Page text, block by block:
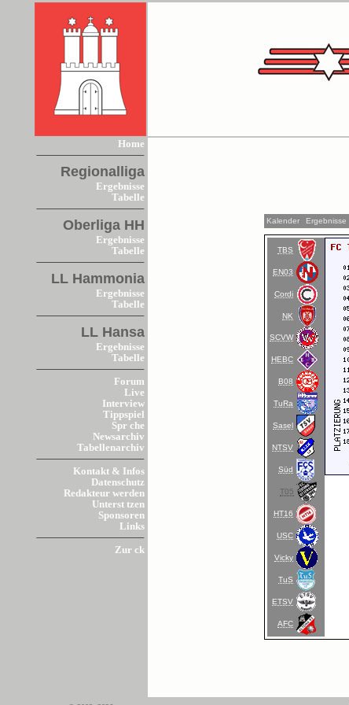
Home
Regionalliga
Ergebnisse
Tabelle
Oberliga HH
Ergebnisse
Tabelle
LL Hammonia
Ergebnisse
Tabelle
LL Hansa
Ergebnisse
Tabelle
Forum
Live
Interview
Tippspiel
Spr che
Newsarchiv
Tabellenarchiv
Kontakt & Infos
Datenschutz
Redakteur werden
Unterst tzen
Sponsoren
Links
Zur ck
Kalender Ergebnisse
TBS
EN03
Cordi
NK
SCVW
HEBC
B08
TuRa
Sasel
NTSV
Süd
T05
HT16
USC
Vicky
TuS
ETSV
AFC